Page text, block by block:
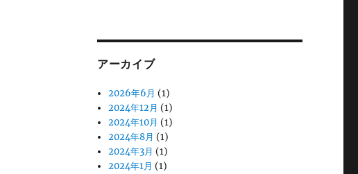
アーカイブ
2026年6月 (1)
2024年12月 (1)
2024年10月 (1)
2024年8月 (1)
2024年3月 (1)
2024年1月 (1)